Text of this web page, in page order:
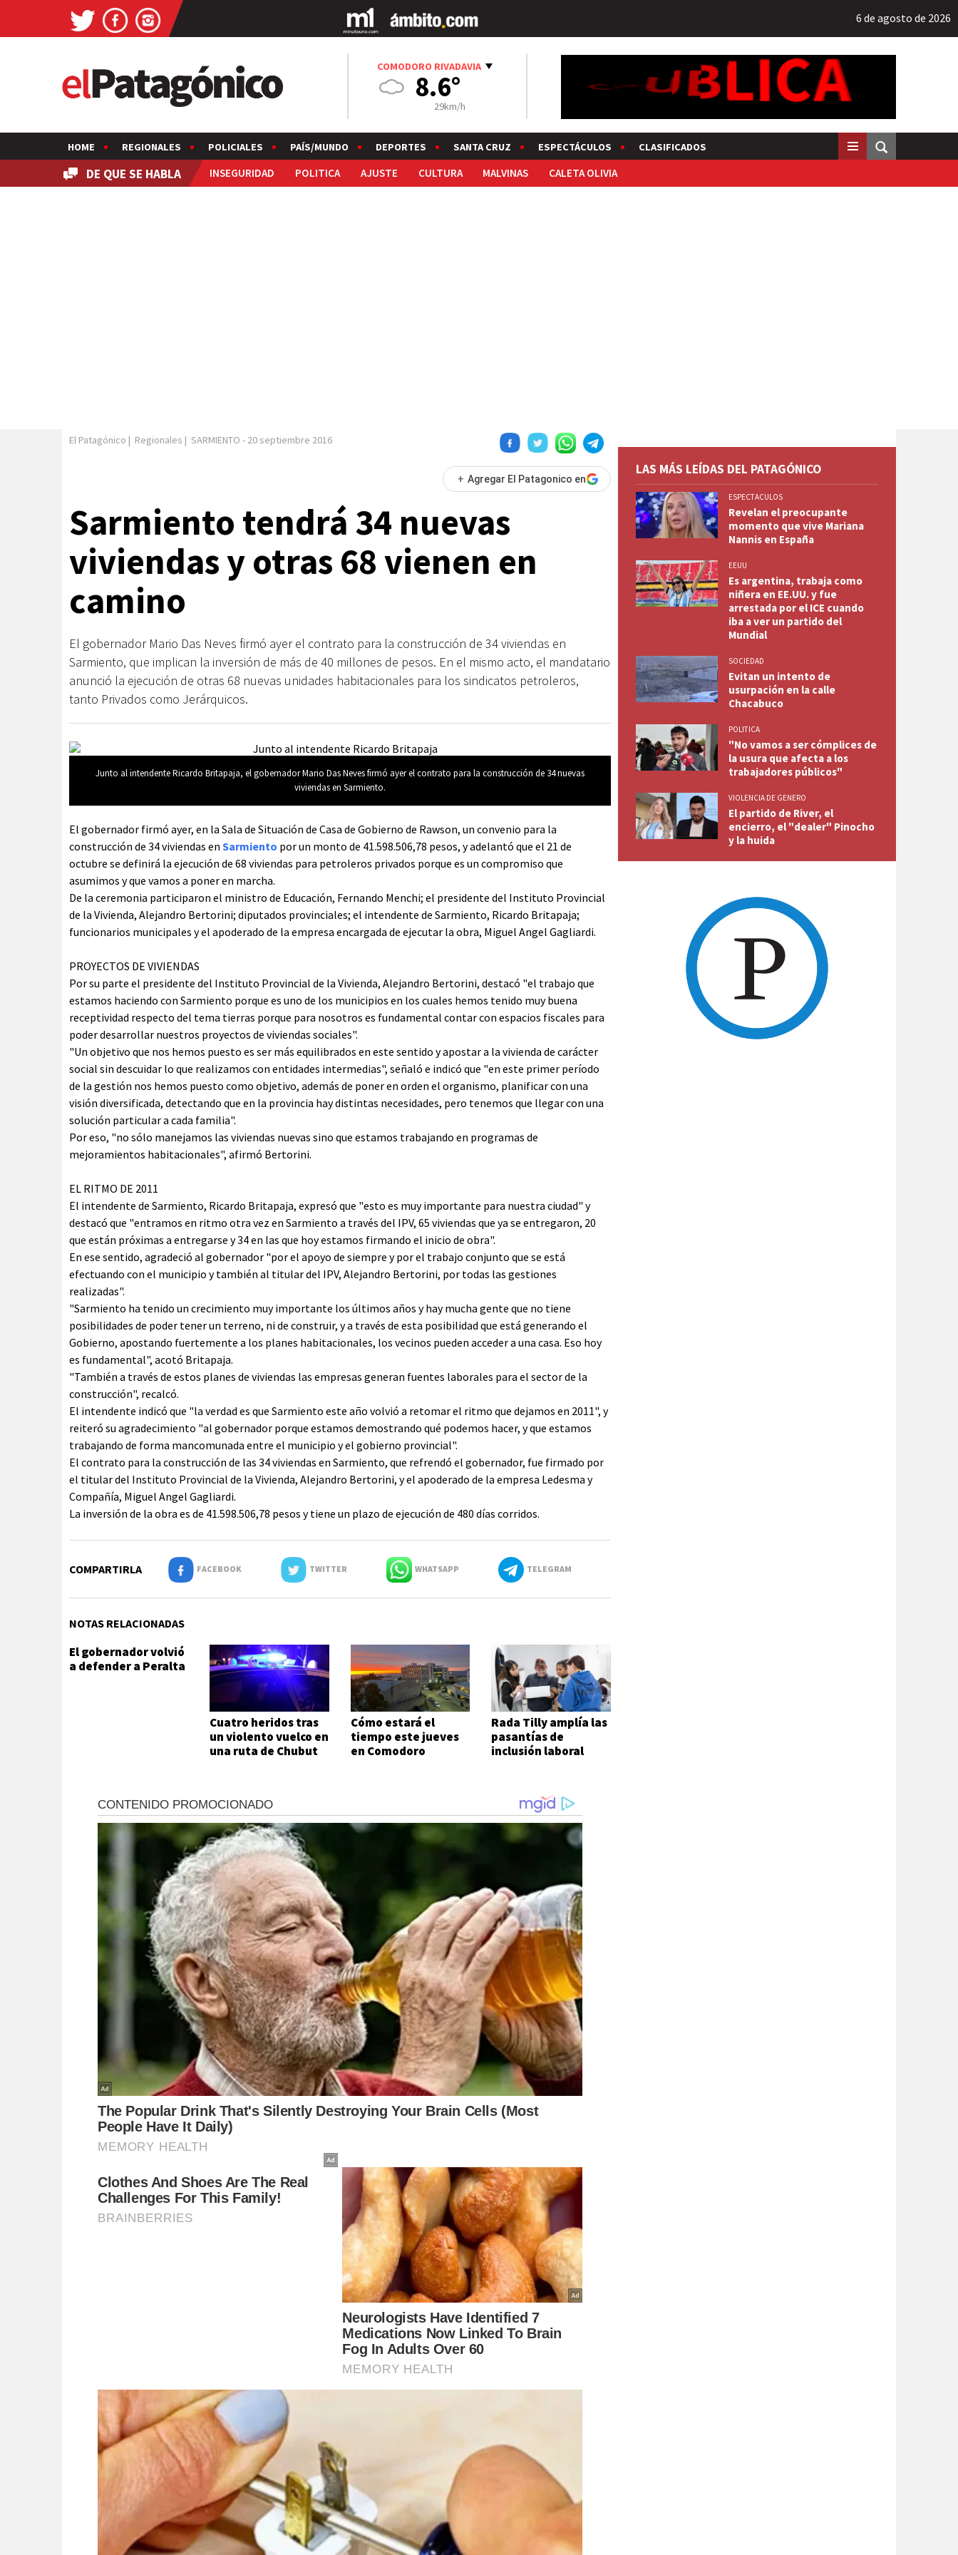
6 de agosto de 2026
COMODORO RIVADAVIA
8.6°
29km/h
HOME REGIONALES POLICIALES PAÍS/MUNDO DEPORTES SANTA CRUZ ESPECTÁCULOS CLASIFICADOS
DE QUE SE HABLA INSEGURIDAD POLITICA AJUSTE CULTURA MALVINAS CALETA OLIVIA
El Patagónico | Regionales | SARMIENTO - 20 septiembre 2016
+ Agregar El Patagonico en
Sarmiento tendrá 34 nuevas
viviendas y otras 68 vienen en
camino
El gobernador Mario Das Neves firmó ayer el contrato para la construcción de 34 viviendas en
Sarmiento, que implican la inversión de más de 40 millones de pesos. En el mismo acto, el mandatario
anunció la ejecución de otras 68 nuevas unidades habitacionales para los sindicatos petroleros,
tanto Privados como Jerárquicos.
Junto al intendente Ricardo Britapaja, el gobernador Mario Das Neves firmó ayer el contrato para la construcción de 34 nuevas
viviendas en Sarmiento.
El gobernador firmó ayer, en la Sala de Situación de Casa de Gobierno de Rawson, un convenio para la
construcción de 34 viviendas en Sarmiento por un monto de 41.598.506,78 pesos, y adelantó que el 21 de
octubre se definirá la ejecución de 68 viviendas para petroleros privados porque es un compromiso que
asumimos y que vamos a poner en marcha.
De la ceremonia participaron el ministro de Educación, Fernando Menchi; el presidente del Instituto Provincial
de la Vivienda, Alejandro Bertorini; diputados provinciales; el intendente de Sarmiento, Ricardo Britapaja;
funcionarios municipales y el apoderado de la empresa encargada de ejecutar la obra, Miguel Angel Gagliardi.
PROYECTOS DE VIVIENDAS
Por su parte el presidente del Instituto Provincial de la Vivienda, Alejandro Bertorini, destacó "el trabajo que
estamos haciendo con Sarmiento porque es uno de los municipios en los cuales hemos tenido muy buena
receptividad respecto del tema tierras porque para nosotros es fundamental contar con espacios fiscales para
poder desarrollar nuestros proyectos de viviendas sociales".
"Un objetivo que nos hemos puesto es ser más equilibrados en este sentido y apostar a la vivienda de carácter
social sin descuidar lo que realizamos con entidades intermedias", señaló e indicó que "en este primer período
de la gestión nos hemos puesto como objetivo, además de poner en orden el organismo, planificar con una
visión diversificada, detectando que en la provincia hay distintas necesidades, pero tenemos que llegar con una
solución particular a cada familia".
Por eso, "no sólo manejamos las viviendas nuevas sino que estamos trabajando en programas de
mejoramientos habitacionales", afirmó Bertorini.
EL RITMO DE 2011
El intendente de Sarmiento, Ricardo Britapaja, expresó que "esto es muy importante para nuestra ciudad" y
destacó que "entramos en ritmo otra vez en Sarmiento a través del IPV, 65 viviendas que ya se entregaron, 20
que están próximas a entregarse y 34 en las que hoy estamos firmando el inicio de obra".
En ese sentido, agradeció al gobernador "por el apoyo de siempre y por el trabajo conjunto que se está
efectuando con el municipio y también al titular del IPV, Alejandro Bertorini, por todas las gestiones
realizadas".
"Sarmiento ha tenido un crecimiento muy importante los últimos años y hay mucha gente que no tiene
posibilidades de poder tener un terreno, ni de construir, y a través de esta posibilidad que está generando el
Gobierno, apostando fuertemente a los planes habitacionales, los vecinos pueden acceder a una casa. Eso hoy
es fundamental", acotó Britapaja.
"También a través de estos planes de viviendas las empresas generan fuentes laborales para el sector de la
construcción", recalcó.
El intendente indicó que "la verdad es que Sarmiento este año volvió a retomar el ritmo que dejamos en 2011", y
reiteró su agradecimiento "al gobernador porque estamos demostrando qué podemos hacer, y que estamos
trabajando de forma mancomunada entre el municipio y el gobierno provincial".
El contrato para la construcción de las 34 viviendas en Sarmiento, que refrendó el gobernador, fue firmado por
el titular del Instituto Provincial de la Vivienda, Alejandro Bertorini, y el apoderado de la empresa Ledesma y
Compañía, Miguel Angel Gagliardi.
La inversión de la obra es de 41.598.506,78 pesos y tiene un plazo de ejecución de 480 días corridos.
COMPARTIRLA FACEBOOK TWITTER WHATSAPP TELEGRAM
NOTAS RELACIONADAS
El gobernador volvió
a defender a Peralta
Cuatro heridos tras
un violento vuelco en
una ruta de Chubut
Cómo estará el
tiempo este jueves
en Comodoro
Rada Tilly amplía las
pasantías de
inclusión laboral
LAS MÁS LEÍDAS DEL PATAGÓNICO
ESPECTACULOS
Revelan el preocupante
momento que vive Mariana
Nannis en España
EEUU
Es argentina, trabaja como
niñera en EE.UU. y fue
arrestada por el ICE cuando
iba a ver un partido del
Mundial
SOCIEDAD
Evitan un intento de
usurpación en la calle
Chacabuco
POLITICA
"No vamos a ser cómplices de
la usura que afecta a los
trabajadores públicos"
VIOLENCIA DE GENERO
El partido de River, el
encierro, el "dealer" Pinocho
y la huida